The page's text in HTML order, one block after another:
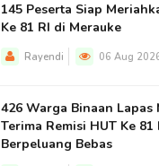
145 Peserta Siap
Ke 81 RI di Merauke
Rayendi 06 Aug
426 Warga Binaan Lapas
Terima Remisi HUT Ke 81
Berpeluang Bebas